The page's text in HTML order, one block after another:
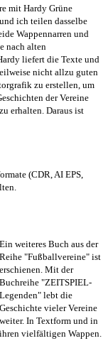
mit Hardy Grüne
ich teilen dasselbe
Wappennarren und
nach alten
liefert die Texte und
nicht allzu guten
zu erstellen, um
der Vereine
erhalten. Daraus ist
(CDR, AI EPS,
Ein weiteres Buch aus der
Reihe "Fußballvereine" ist
erschienen. Mit der
Buchreihe "ZEITSPIEL-
Legenden" lebt die
Geschichte vieler Vereine
weiter. In Textform und in
ihren vielfältigen Wappen.